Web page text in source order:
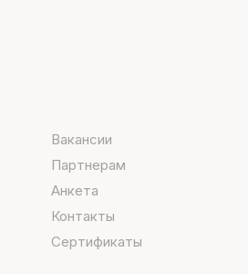
Вакансии
Партнерам
Анкета
Контакты
Сертификаты